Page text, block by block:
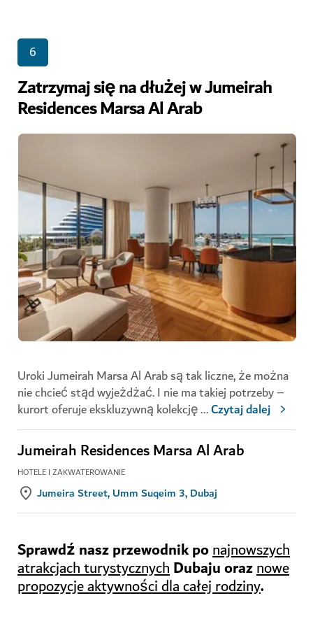
6
Zatrzymaj się na dłużej w Jumeirah
Residences Marsa Al Arab
Uroki Jumeirah Marsa Al Arab są tak liczne, że można
nie chcieć stąd wyjeżdżać. I nie ma takiej potrzeby –
kurort oferuje ekskluzywną kolekcję...Czytaj dalej
Jumeirah Residences Marsa Al Arab
HOTELE I ZAKWATEROWANIE
Jumeira Street, Umm Suqeim 3, Dubaj
Sprawdź nasz przewodnik ponajnowszych
atrakcjach turystycznychDubaju oraznowe
propozycje aktywności dla całej rodziny.